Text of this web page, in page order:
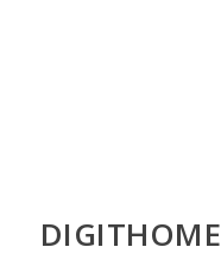
DIGITHOME